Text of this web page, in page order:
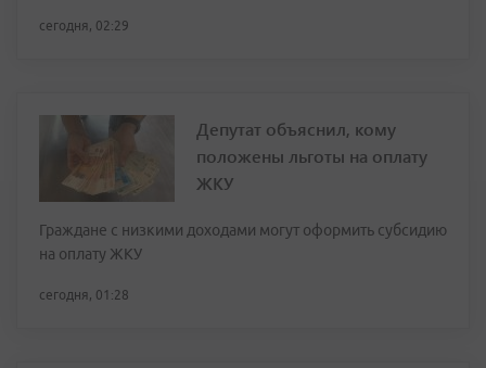
сегодня, 02:29
Депутат объяснил, кому
положены льготы на оплату
ЖКУ
Граждане с низкими доходами могут оформить субсидию
на оплату ЖКУ
сегодня, 01:28